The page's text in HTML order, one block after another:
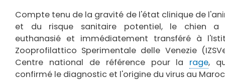
Compte tenu de la gravité de l'état clinique de
et du risque sanitaire potentiel, le chien a
euthanasié et immédiatement transféré à
Zooprofilattico Sperimentale delle Venezie
Centre national de référence pour la rage,
confirmé le diagnostic et l'origine du virus au